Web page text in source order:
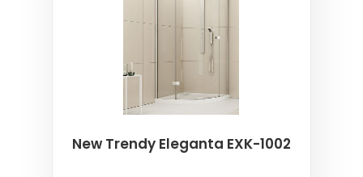
New Trendy Eleganta EXK-1002